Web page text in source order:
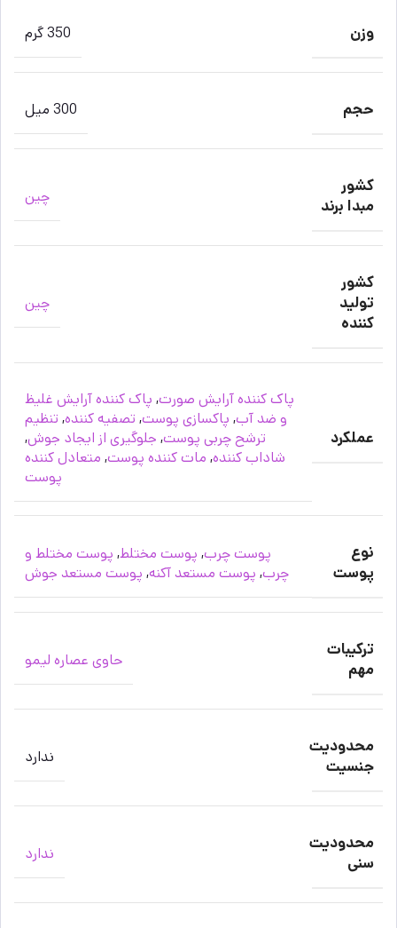
وزن 350 گرم
حجم 300 میل
کشور
مبدا برند
چین
کشور
تولید
کننده
چین
عملکرد
پاک کننده آرایش صورت, پاک کننده آرایش غلیظ
و ضد آب, پاکسازی پوست, تصفیه کننده, تنظیم
ترشح چربی پوست, جلوگیری از ایجاد جوش,
شاداب کننده, مات کننده پوست, متعادل کننده
پوست
نوع
پوست
پوست چرب, پوست مختلط, پوست مختلط و
چرب, پوست مستعد آکنه, پوست مستعد جوش
ترکیبات
مهم
حاوی عصاره لیمو
محدودیت
جنسیت
ندارد
محدودیت
سنی
ندارد